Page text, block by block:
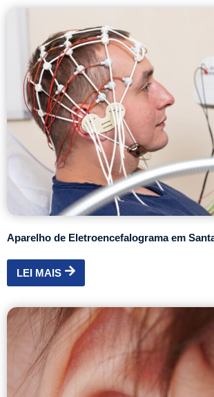
Aparelho de Eletroencefalograma em
LEI MAIS